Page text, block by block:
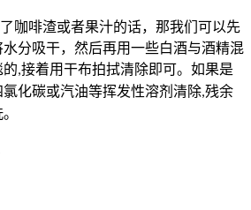
咖啡渣或者果汁的话，那我们可以先
分吸干，然后再用一些白酒与酒精混
的,接着用干布拍拭清除即可。如果是
化碳或汽油等挥发性溶剂清除,残余